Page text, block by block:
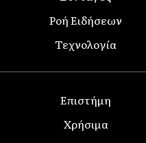
Ροή Ειδήσεων
Τεχνολογία
Επιστήμη
Χρήσιμα